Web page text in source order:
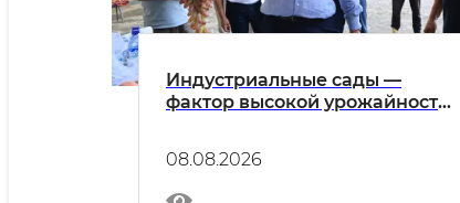
Индустриальные сады —
фактор высокой урожайности
08.08.2026